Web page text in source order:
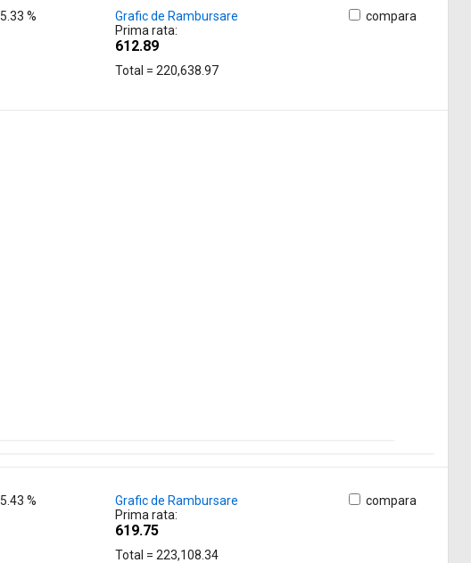
5.33 %
Grafic de Rambursare
Prima rata:
612.89
Total = 220,638.97
compara
5.43 %
Grafic de Rambursare
Prima rata:
619.75
Total = 223,108.34
compara